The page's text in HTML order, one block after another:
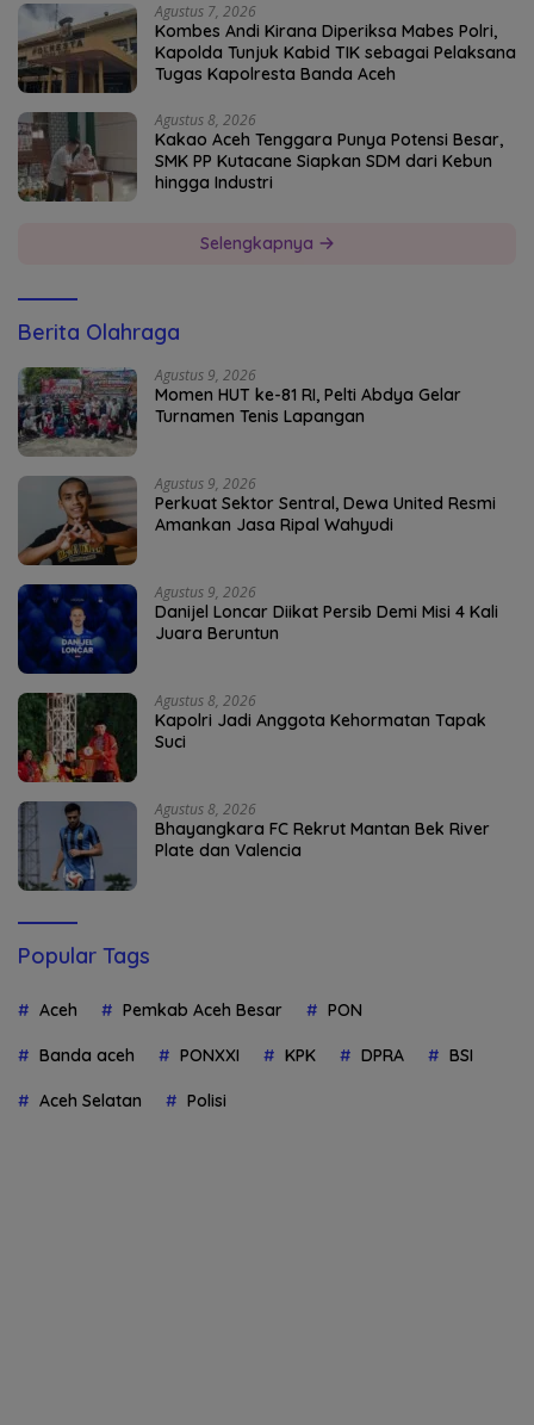
Agustus 7, 2026
Kombes Andi Kirana Diperiksa Mabes Polri,
Kapolda Tunjuk Kabid TIK sebagai Pelaksana
Tugas Kapolresta Banda Aceh
Agustus 8, 2026
Kakao Aceh Tenggara Punya Potensi Besar,
SMK PP Kutacane Siapkan SDM dari Kebun
hingga Industri
Selengkapnya
Berita Olahraga
Agustus 9, 2026
Momen HUT ke-81 RI, Pelti Abdya Gelar
Turnamen Tenis Lapangan
Agustus 9, 2026
Perkuat Sektor Sentral, Dewa United Resmi
Amankan Jasa Ripal Wahyudi
Agustus 9, 2026
Danijel Loncar Diikat Persib Demi Misi 4 Kali
Juara Beruntun
Agustus 8, 2026
Kapolri Jadi Anggota Kehormatan Tapak
Suci
Agustus 8, 2026
Bhayangkara FC Rekrut Mantan Bek River
Plate dan Valencia
Popular Tags
Aceh Pemkab Aceh Besar PON
Banda aceh PONXXI KPK DPRA BSI
Aceh Selatan Polisi